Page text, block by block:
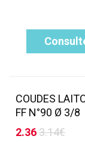
COUDES
FF N°90 Ø 3/8
2.363.14€